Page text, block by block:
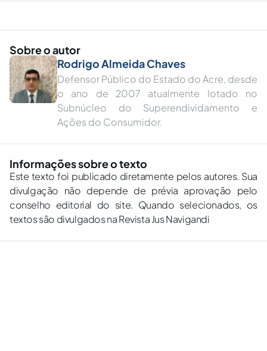
Sobre o autor
Rodrigo Almeida Chaves
Defensor Público do Estado do Acre, desde
o ano de 2007 atualmente lotado no
Subnúcleo do Superendividamento e
Ações do Consumidor.
Informações sobre o texto
Este texto foi publicado diretamente pelos autores. Sua
divulgação não depende de prévia aprovação pelo
conselho editorial do site. Quando selecionados, os
textos são divulgados na Revista Jus Navigandi